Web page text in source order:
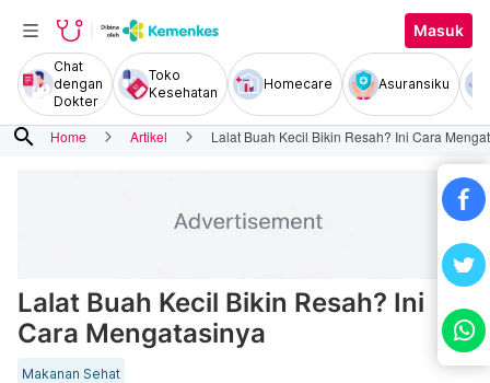
Masuk
Chat
dengan
Dokter
Toko
Kesehatan
Homecare Asuransiku
search Home Artikel Lalat Buah Kecil Bikin Resah? Ini Cara
Lalat Buah Kecil Bikin Resah? Ini
Cara Mengatasinya
Makanan Sehat